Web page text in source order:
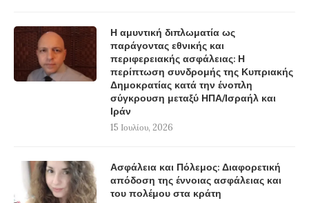
Η αμυντική διπλωματία ως
παράγοντας εθνικής και
περιφερειακής ασφάλειας: Η
περίπτωση συνδρομής της Κυπριακής
Δημοκρατίας κατά την ένοπλη
σύγκρουση μεταξύ ΗΠΑ/Ισραήλ και
Ιράν
15 Ιουλίου, 2026
Ασφάλεια και Πόλεμος: Διαφορετική
απόδοση της έννοιας ασφάλειας και
του πολέμου στα κράτη